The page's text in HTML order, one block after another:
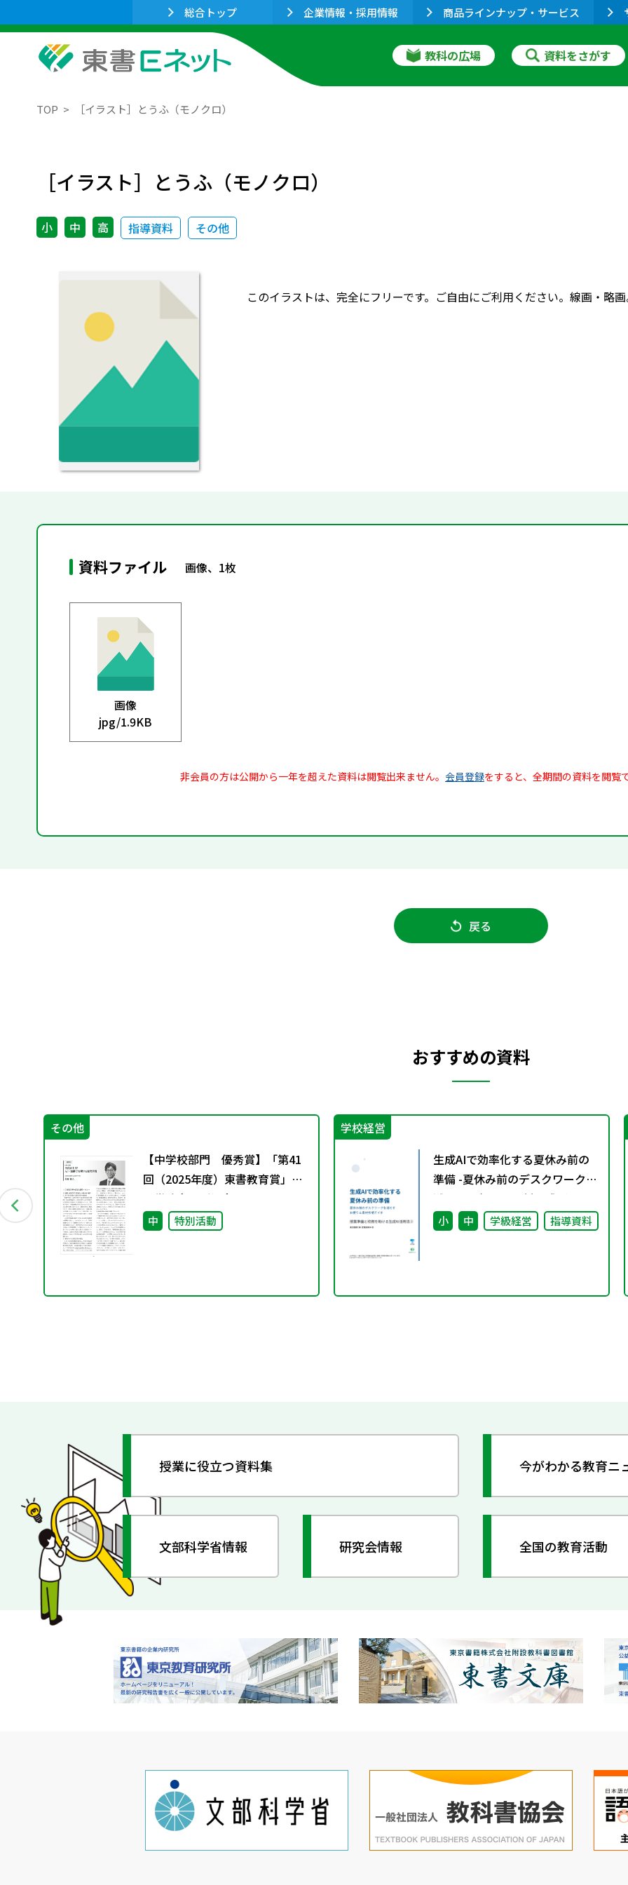
総合トップ 企業情報・採用情報 商品ラインナップ・サービス
教科の広場 資料をさがす
TOP ［イラスト］とうふ（モノクロ）
［イラスト］とうふ（モノクロ）
小 中 高 指導資料 その他
このイラストは、完全にフリーです。ご自由にご利用ください。線画・略画
資料ファイル 画像、1枚
画像
jpg/1.9KB
非会員の方は公開から一年を超えた資料は閲覧出来ません。 会員登録をすると、全期間の資料を閲覧
戻る
おすすめの資料
その他
【中学校部門 優秀賞】「第41
回（2025年度）東書教育賞」の
入賞論文のご紹介
中 特別活動
学校経営
生成AIで効率化する夏休み前の
準備 -夏休み前のデスクワークを
減らすお便り＆素材作成ガイド-
授業準備と校務を助ける生成AI
小 中 学級経営 指導資料
授業に役立つ資料集 今がわかる教育ニ
文部科学省情報 研究会情報 全国の教育活動